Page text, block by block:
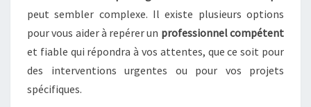
peut sembler complexe. Il existe plusieurs options
pour vous aider à repérer un professionnel compétent
et fiable qui répondra à vos attentes, que ce soit pour
des interventions urgentes ou pour vos projets
spécifiques.